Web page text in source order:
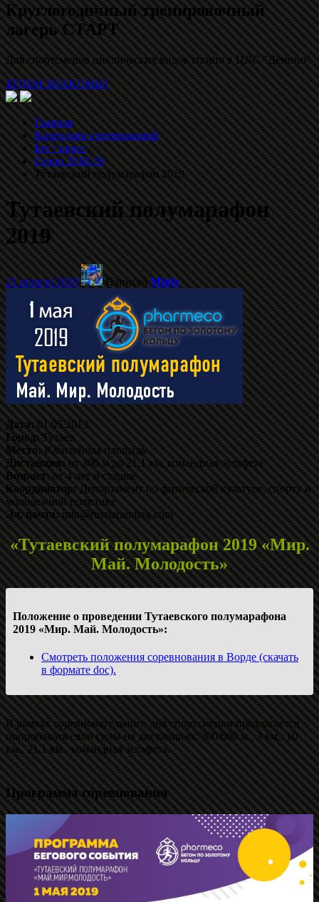
Круглогодичный тренировочный
лагерь СТАРТ
Для спортсменов циклических видов спорта в ЦЛС "Дёмино"
БУДЕМ ЗНАКОМЫ!
Главная
Календари соревнований
Бег / кросс
Сезон 2018-19
Тутаевский полумарафон 2019
Тутаевский полумарафон
2019
21 апреля 2019 НаписалMinfo
Дата:01.05.2019
Город:Тутаев
Место:Юбилейная площадь
Дистанция:от 300 м до 21,1 км, командная эстафета
Возраст:от 4 лет и старше
Координатор:Департамент по физической культуре, спорту и
молодежной политике
Эл. почта:info@russiarunning.com
«Тутаевский полумарафон 2019 «Мир.
Май. Молодость»
Положение о проведении Тутаевского полумарафона
2019 «Мир. Май. Молодость»:
Смотреть положения соревнования в Ворде (скачать
в формате doc).
В рамках соревновательного дня спортсменам предлагается
попробовать свои силы на дистанциях: 300/600 м., 3 км., 10
км., 21,1 км., командная эстафета.
Программа соревнования